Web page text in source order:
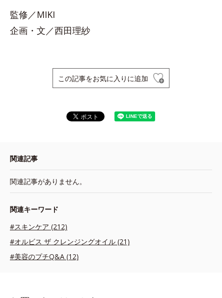
監修／MIKI
企画・文／西田理紗
この記事をお気に入りに追加
関連記事
関連記事がありません。
関連キーワード
#スキンケア (212)
#オルビス ザ クレンジングオイル (21)
#美容のプチQ&A (12)